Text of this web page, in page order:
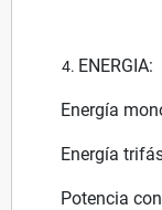
ENERGIA:
Energía
Energía
Potencia